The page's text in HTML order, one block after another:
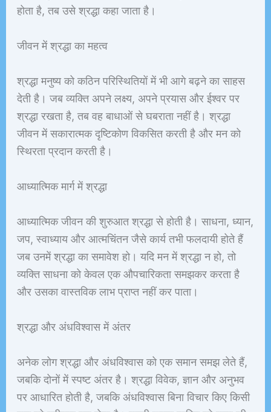
होता है, तब उसे श्रद्धा कहा जाता है।
जीवन में श्रद्धा का महत्व
श्रद्धा मनुष्य को कठिन परिस्थितियों में भी आगे बढ़ने का साहस
देती है। जब व्यक्ति अपने लक्ष्य, अपने प्रयास और ईश्वर पर
श्रद्धा रखता है, तब वह बाधाओं से घबराता नहीं है। श्रद्धा
जीवन में सकारात्मक दृष्टिकोण विकसित करती है और मन को
स्थिरता प्रदान करती है।
आध्यात्मिक मार्ग में श्रद्धा
आध्यात्मिक जीवन की शुरुआत श्रद्धा से होती है। साधना, ध्यान,
जप, स्वाध्याय और आत्मचिंतन जैसे कार्य तभी फलदायी होते हैं
जब उनमें श्रद्धा का समावेश हो। यदि मन में श्रद्धा न हो, तो
व्यक्ति साधना को केवल एक औपचारिकता समझकर करता है
और उसका वास्तविक लाभ प्राप्त नहीं कर पाता।
श्रद्धा और अंधविश्वास में अंतर
अनेक लोग श्रद्धा और अंधविश्वास को एक समान समझ लेते हैं,
जबकि दोनों में स्पष्ट अंतर है। श्रद्धा विवेक, ज्ञान और अनुभव
पर आधारित होती है, जबकि अंधविश्वास बिना विचार किए किसी